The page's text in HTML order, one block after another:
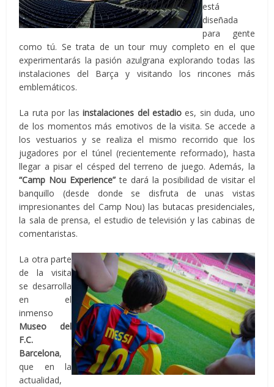
está
diseñada
para gente
como tú. Se trata de un tour muy completo en el que
experimentarás la pasión azulgrana explorando todas las
instalaciones del Barça y visitando los rincones más
emblemáticos.
La ruta por lasinstalaciones del estadioes, sin duda, uno
de los momentos más emotivos de la visita. Se accede a
los vestuarios y se realiza el mismo recorrido que los
jugadores por el túnel (recientemente reformado), hasta
llegar a pisar el césped del terreno de juego. Además, la
“Camp Nou Experience” te dará la posibilidad de visitar el
banquillo (desde donde se disfruta de unas vistas
impresionantes del Camp Nou) las butacas presidenciales,
la sala de prensa, el estudio de televisión y las cabinas de
comentaristas.
La otra parte
de la visita
se desarrolla
en el
inmenso
Museo del
F.C.
Barcelona,
que en la
actualidad,